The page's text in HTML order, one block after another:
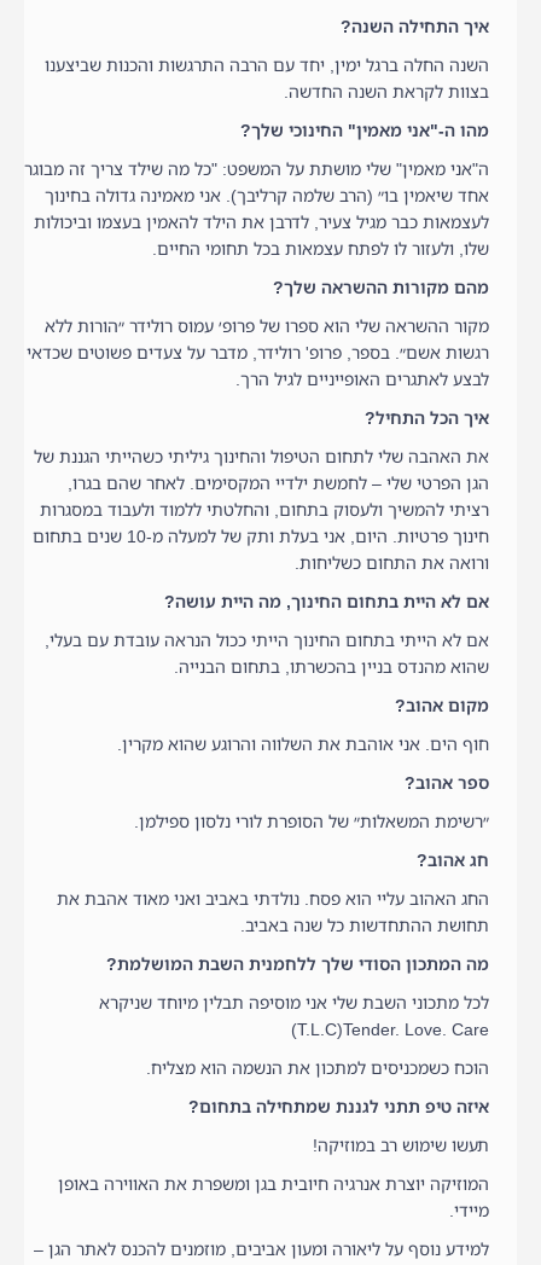
איך התחילה השנה?
השנה החלה ברגל ימין, יחד עם הרבה התרגשות והכנות שביצענו
בצוות לקראת השנה החדשה.
מהו ה-"אני מאמין" החינוכי שלך?
ה"אני מאמין" שלי מושתת על המשפט: "כל מה שילד צריך זה מבוגר
אחד שיאמין בו״ (הרב שלמה קרליבך). אני מאמינה גדולה בחינוך
לעצמאות כבר מגיל צעיר, לדרבן את הילד להאמין בעצמו וביכולות
שלו, ולעזור לו לפתח עצמאות בכל תחומי החיים.
מהם מקורות ההשראה שלך?
מקור ההשראה שלי הוא ספרו של פרופ׳ עמוס רולידר ״הורות ללא
רגשות אשם״. בספר, פרופ' רולידר, מדבר על צעדים פשוטים שכדאי
לבצע לאתגרים האופייניים לגיל הרך.
איך הכל התחיל?
את האהבה שלי לתחום הטיפול והחינוך גיליתי כשהייתי הגננת של
הגן הפרטי שלי – לחמשת ילדיי המקסימים. לאחר שהם בגרו,
רציתי להמשיך ולעסוק בתחום, והחלטתי ללמוד ולעבוד במסגרות
חינוך פרטיות. היום, אני בעלת ותק של למעלה מ-10 שנים בתחום
ורואה את התחום כשליחות.
אם לא היית בתחום החינוך, מה היית עושה?
אם לא הייתי בתחום החינוך הייתי ככול הנראה עובדת עם בעלי,
שהוא מהנדס בניין בהכשרתו, בתחום הבנייה.
מקום אהוב?
חוף הים. אני אוהבת את השלווה והרוגע שהוא מקרין.
ספר אהוב?
״רשימת המשאלות״ של הסופרת לורי נלסון ספילמן.
חג אהוב?
החג האהוב עליי הוא פסח. נולדתי באביב ואני מאוד אהבת את
תחושת ההתחדשות כל שנה באביב.
מה המתכון הסודי שלך ללחמנית השבת המושלמת?
לכל מתכוני השבת שלי אני מוסיפה תבלין מיוחד שניקרא
T.L.C)Tender. Love. Care)
הוכח כשמכניסים למתכון את הנשמה הוא מצליח.
איזה טיפ תתני לגננת שמתחילה בתחום?
תעשו שימוש רב במוזיקה!
המוזיקה יוצרת אנרגיה חיובית בגן ומשפרת את האווירה באופן
מיידי.
למידע נוסף על ליאורה ומעון אביבים, מוזמנים להכנס לאתר הגן –